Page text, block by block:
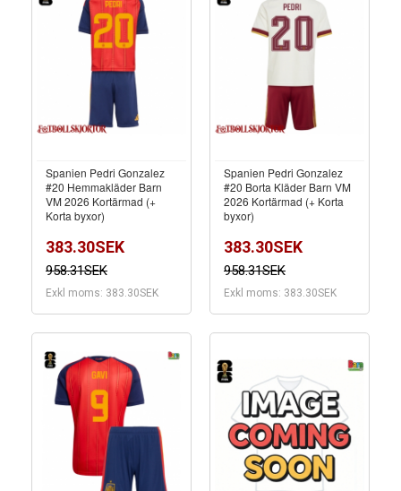
Spanien Pedri Gonzalez
#20 Hemmakläder Barn
VM 2026 Kortärmad (+
Korta byxor)
383.30SEK
958.31SEK
Exkl moms: 383.30SEK
Spanien Pedri Gonzalez
#20 Borta Kläder Barn VM
2026 Kortärmad (+ Korta
byxor)
383.30SEK
958.31SEK
Exkl moms: 383.30SEK